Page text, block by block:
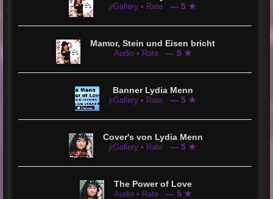
jrGallery • Rate — 5 ★
Mamor, Stein und Eisen bricht
Audio • Rate — 5 ★
Banner Lydia Menn
jrGallery • Rate — 5 ★
Cover's von Lydia Menn
jrGallery • Rate — 5 ★
The Power of Love
Audio • Rate — 5 ★